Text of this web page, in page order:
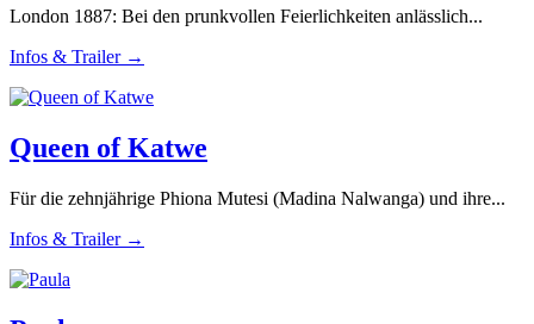
London 1887: Bei den prunkvollen Feierlichkeiten anlässlich...
Infos & Trailer →
Queen of Katwe
Für die zehnjährige Phiona Mutesi (Madina Nalwanga) und ihre...
Infos & Trailer →